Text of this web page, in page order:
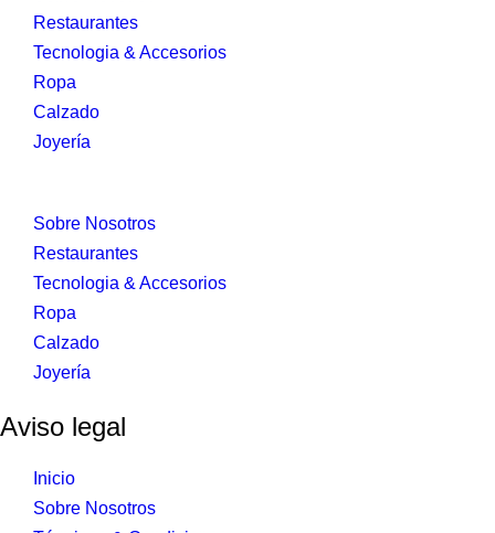
Restaurantes
Tecnologia & Accesorios
Ropa
Calzado
Joyería
Sobre Nosotros
Restaurantes
Tecnologia & Accesorios
Ropa
Calzado
Joyería
Aviso legal
Inicio
Sobre Nosotros